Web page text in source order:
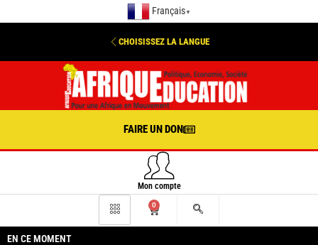
Français ▼
CHOISISSEZ LA LANGUE
FAIRE UN DON
Mon compte
0
EN CE MOMENT